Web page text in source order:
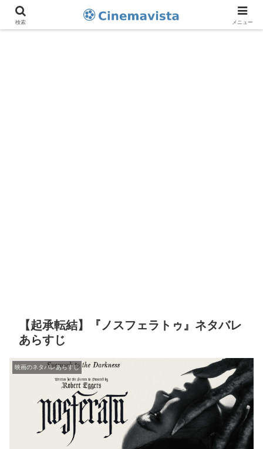
【起承転結】『ノスフェラトゥ』ネタバレ
あらすじ
映画のネタバレあらすじ
検索 メニュー